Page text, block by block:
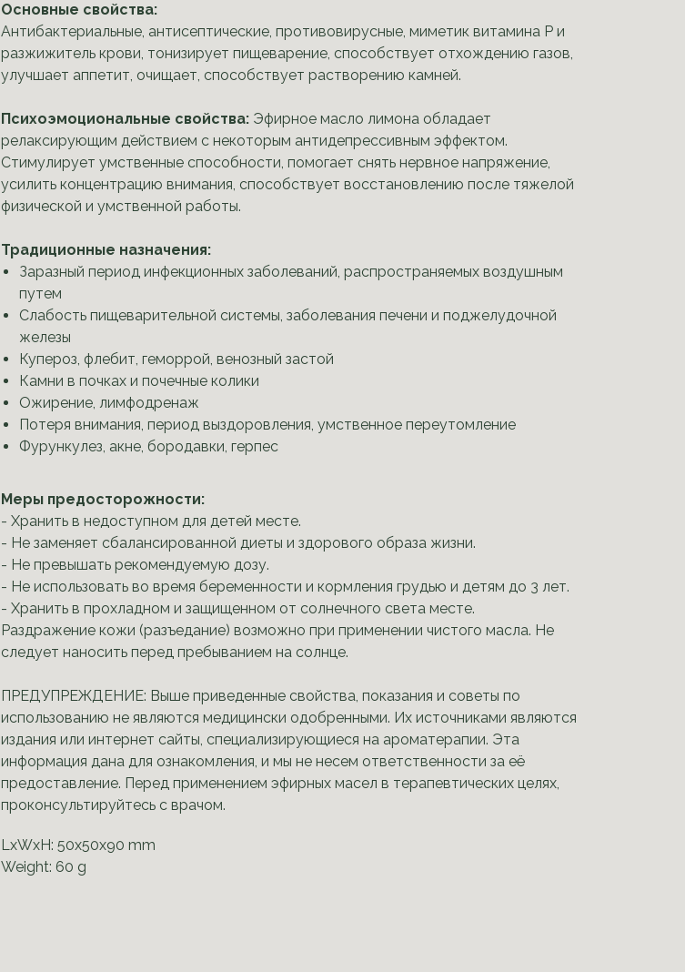
Основные свойства:
Антибактериальные, антисептические, противовирусные, миметик витамина Р и
разжижитель крови, тонизирует пищеварение, способствует отхождению газов,
улучшает аппетит, очищает, способствует растворению камней.
Психоэмоциональные свойства: Эфирное масло лимона обладает
релаксирующим действием с некоторым антидепрессивным эффектом.
Стимулирует умственные способности, помогает снять нервное напряжение,
усилить концентрацию внимания, способствует восстановлению после тяжелой
физической и умственной работы.
Традиционные назначения:
Заразный период инфекционных заболеваний, распространяемых воздушным
путем
Слабость пищеварительной системы, заболевания печени и поджелудочной
железы
Купероз, флебит, геморрой, венозный застой
Камни в почках и почечные колики
Ожирение, лимфодренаж
Потеря внимания, период выздоровления, умственное переутомление
Фурункулез, акне, бородавки, герпес
Меры предосторожности:
- Хранить в недоступном для детей месте.
- Не заменяет сбалансированной диеты и здорового образа жизни.
- Не превышать рекомендуемую дозу.
- Не использовать во время беременности и кормления грудью и детям до 3 лет.
- Хранить в прохладном и защищенном от солнечного света месте.
Раздражение кожи (разъедание) возможно при применении чистого масла. Не
следует наносить перед пребыванием на солнце.
ПРЕДУПРЕЖДЕНИЕ: Выше приведенные свойства, показания и советы по
использованию не являются медицински одобренными. Их источниками являются
издания или интернет сайты, специализирующиеся на ароматерапии. Эта
информация дана для ознакомления, и мы не несем ответственности за её
предоставление. Перед применением эфирных масел в терапевтических целях,
проконсультируйтесь с врачом.
LxWxH: 50x50x90 mm
Weight: 60 g